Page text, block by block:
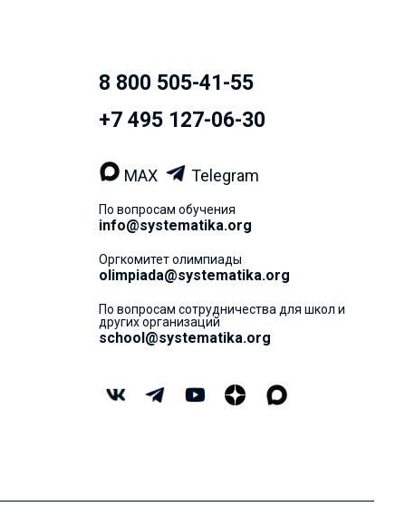
8 800 505-41-55
+7 495 127-06-30
MAX Telegram
По вопросам обучения
info@systematika.org
Оргкомитет олимпиады
olimpiada@systematika.org
По вопросам сотрудничества для школ и
других организаций
school@systematika.org